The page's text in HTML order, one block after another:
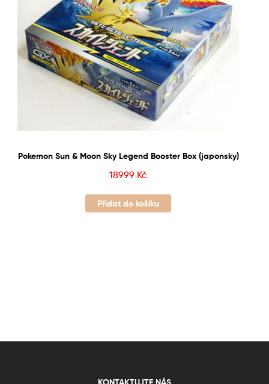
Pokemon Sun & Moon Sky Legend Booster Box (japonsky)
18999 Kč
Přidat do košíku